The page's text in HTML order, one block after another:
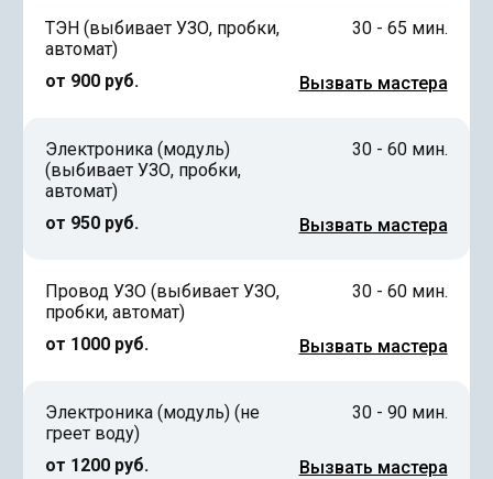
ТЭН (выбивает УЗО, пробки,
автомат)
от 900 руб.
30 - 65 мин.
Вызвать мастера
Электроника (модуль)
(выбивает УЗО, пробки,
автомат)
от 950 руб.
30 - 60 мин.
Вызвать мастера
Провод УЗО (выбивает УЗО,
пробки, автомат)
от 1000 руб.
30 - 60 мин.
Вызвать мастера
Электроника (модуль) (не
греет воду)
от 1200 руб.
30 - 90 мин.
Вызвать мастера